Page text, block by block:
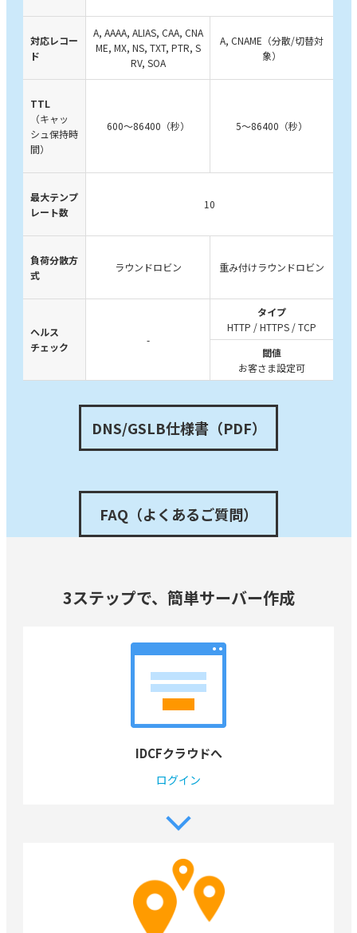
対応レコー
ド
A, AAAA, ALIAS, CAA, CNA
ME, MX, NS, TXT, PTR, S
RV, SOA
A, CNAME（分散/切替対
象）
TTL
（キャッ
シュ保持時
間）
600～86400（秒） 5～86400（秒）
最大テンプ
レート数
10
負荷分散方
式
ラウンドロビン 重み付けラウンドロビン
ヘルス
チェック
-
タイプ
HTTP / HTTPS / TCP
閾値
お客さま設定可
DNS/GSLB仕様書（PDF）
FAQ（よくあるご質問）
3ステップで、 簡単サーバー作成
IDCFクラウドへ
ログイン